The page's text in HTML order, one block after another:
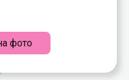
фото